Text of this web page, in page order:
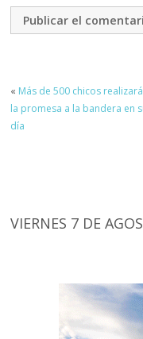
« Más de 500 chicos
la promesa a la bandera en
día
VIERNES 7 DE